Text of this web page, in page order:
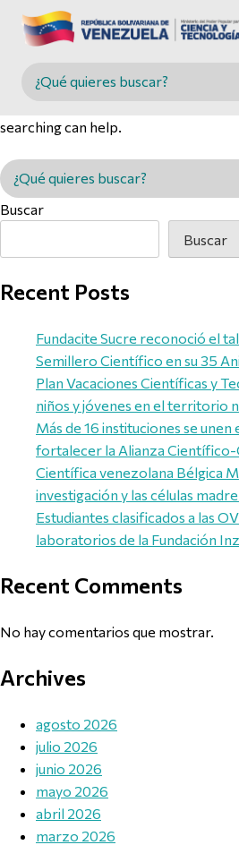
Buscar en MINCYT
searching can help.
Buscar en MINCYT
Buscar
Buscar
Recent Posts
Fundacite Sucre reconoció el
Semillero Científico en su 35
Plan Vacaciones Científicas y
niños y jóvenes en el territorio
Más de 16 instituciones se
fortalecer la Alianza Científico-
Científica venezolana Bélgica
investigación y las células
Estudiantes clasificados a las
laboratorios de la Fundación
Recent Comments
No hay comentarios que mostrar.
Archives
agosto 2026
julio 2026
junio 2026
mayo 2026
abril 2026
marzo 2026